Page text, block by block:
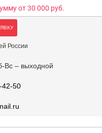
от 30 000 руб.
России
Вс – выходной
42-50